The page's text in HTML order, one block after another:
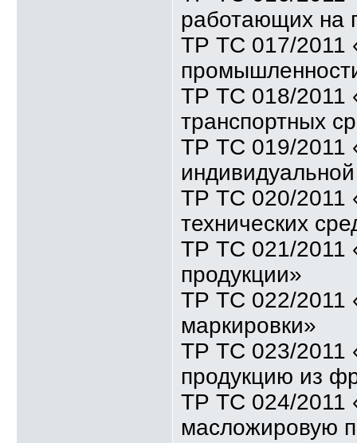
работающих на
ТР ТС 017/2011
ТР ТС 018/2011
транспортных
ТР ТС 019/2011
ТР ТС 020/2011
технических
ТР ТС 021/2011
продукции»
ТР ТС 022/2011
маркировки»
ТР ТС 023/2011
продукцию из
ТР ТС 024/2011
масложировую